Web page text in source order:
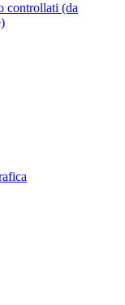
controllati (da